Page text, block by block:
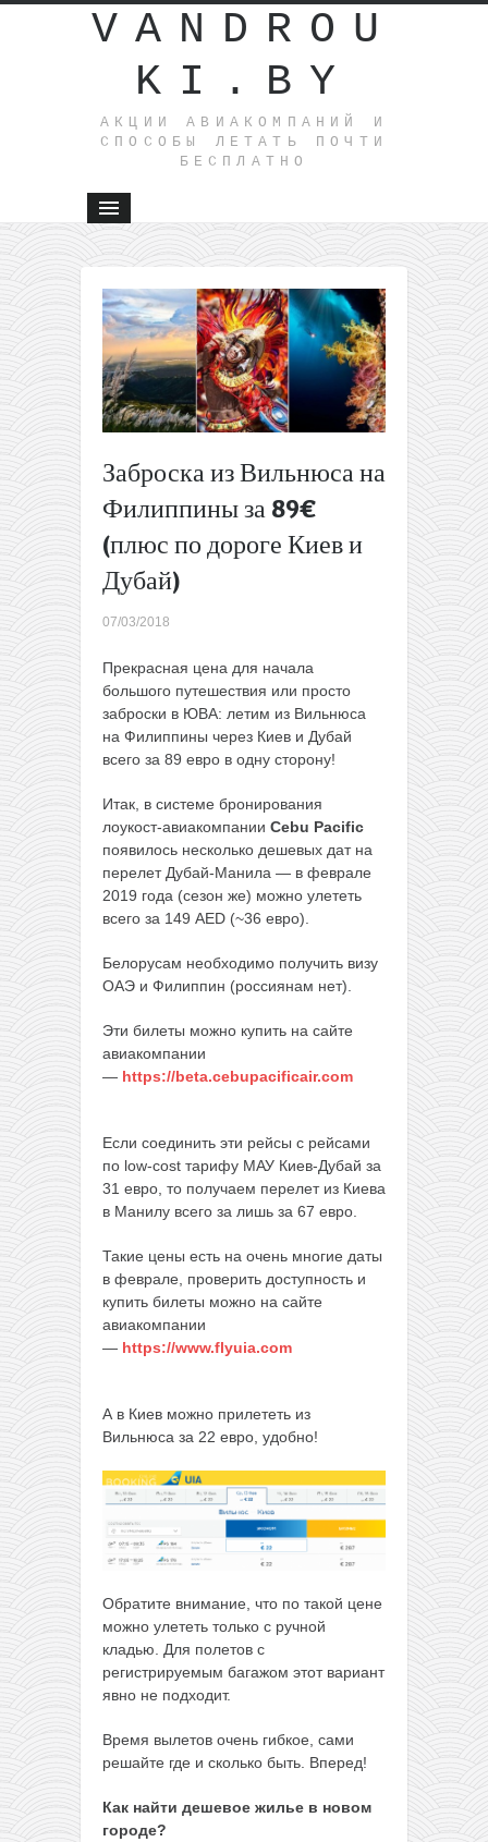
VANDROU
KI.BY
АКЦИИ АВИАКОМПАНИЙ И
СПОСОБЫ ЛЕТАТЬ ПОЧТИ
БЕСПЛАТНО
Заброска из Вильнюса на
Филиппины за 89€
(плюс по дороге Киев и
Дубай)
07/03/2018
Прекрасная цена для начала
большого путешествия или просто
заброски в ЮВА: летим из Вильнюса
на Филиппины через Киев и Дубай
всего за 89 евро в одну сторону!
Итак, в системе бронирования
лоукост-авиакомпании Cebu Pacific
появилось несколько дешевых дат на
перелет Дубай-Манила — в феврале
2019 года (сезон же) можно улететь
всего за 149 AED (~36 евро).
Белорусам необходимо получить визу
ОАЭ и Филиппин (россиянам нет).
Эти билеты можно купить на сайте
авиакомпании
— https://beta.cebupacificair.com
Если соединить эти рейсы с рейсами
по low-cost тарифу МАУ Киев-Дубай за
31 евро, то получаем перелет из Киева
в Манилу всего за лишь за 67 евро.
Такие цены есть на очень многие даты
в феврале, проверить доступность и
купить билеты можно на сайте
авиакомпании
— https://www.flyuia.com
А в Киев можно прилететь из
Вильнюса за 22 евро, удобно!
Обратите внимание, что по такой цене
можно улететь только с ручной
кладью. Для полетов с
регистрируемым багажом этот вариант
явно не подходит.
Время вылетов очень гибкое, сами
решайте где и сколько быть. Вперед!
Как найти дешевое жилье в новом
городе?
тарифы
Etihad:
полеты
Азию с
Баку от
202€
обратно!
распродажа